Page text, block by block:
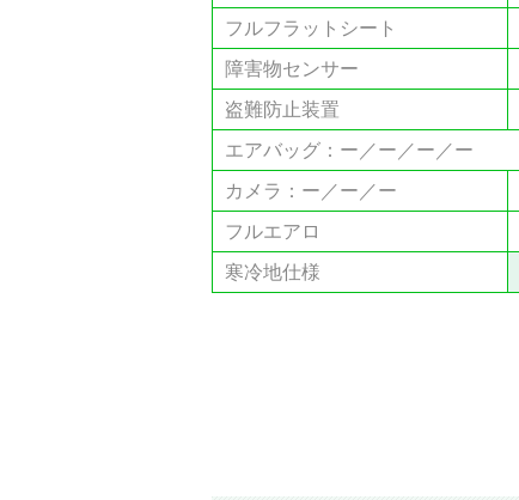
フルフラットシート
障害物センサー
盗難防止装置
エアバッグ：ー／ー／ー／ー
カメラ：ー／ー／ー
フルエアロ
寒冷地仕様